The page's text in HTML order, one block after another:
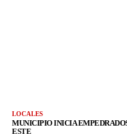
LOCALES
MUNICIPIO INICIA
ESTE